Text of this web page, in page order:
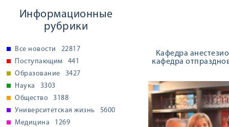
Информационные
рубрики
Все новости
22817
Поступающим
441
Образование
3427
Наука
3303
Общество
3188
Университетская жизнь
5600
Медицина
1269
Кафедра
кафедра